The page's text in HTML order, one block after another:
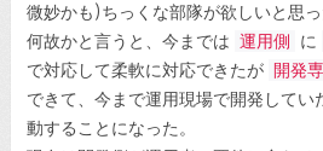
微妙かも)ちっくな部隊が欲しいと思っ
何故かと言うと、今までは 運用側 に
で対応して柔軟に対応できたが 開発
できて、今まで運用現場で開発してい
動することになった。